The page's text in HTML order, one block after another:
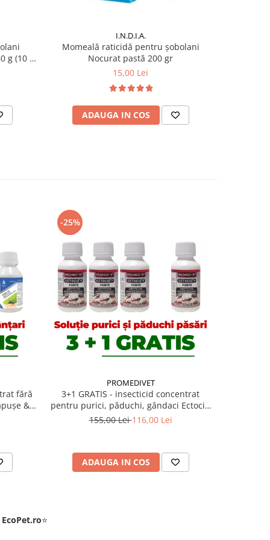
g (10 x
I.N.D.I.A.
Momeală raticidă pentru șobolani
Nocurat pastă 200 gr
15,00 Lei
ADAUGA IN COS
fără
&
Copie
-25%
PROMEDIVET
3+1 GRATIS - insecticid concentrat
pentru purici, păduchi, gândaci Ectocid
Forte 100 ml
155,00 Lei116,00 Lei
ADAUGA IN COS
EcoPet.ro⭐